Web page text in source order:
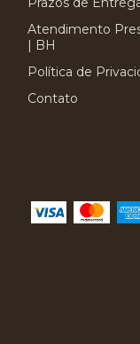
Atendimento
| BH
Política de
Contato